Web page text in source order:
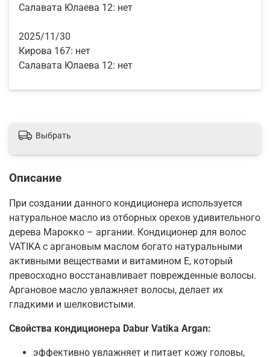
Салавата Юлаева 12: нет
2025/11/30
Кирова 167: нет
Салавата Юлаева 12: нет
Выбрать
Описание
При создании данного кондиционера используется
натуральное масло из отборных орехов удивительного
дерева Марокко – аргании. Кондиционер для волос
VATIKA с аргановым маслом богато натуральными
активными веществами и витамином Е, который
превосходно восстанавливает поврежденные волосы.
Аргановое масло увлажняет волосы, делает их
гладкими и шелковистыми.
Свойства кондиционера Dabur Vatika Argan:
эффективно увлажняет и питает кожу головы,